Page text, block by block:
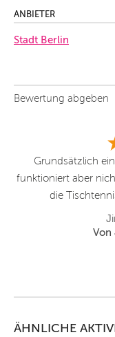
ANBIETER
Stadt Berlin
Bewertung abgeben
Grundsätzlich
funktioniert aber
die
Von
ÄHNLICHE